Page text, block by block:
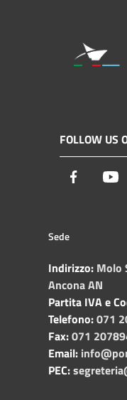
FOLLOW US
Facebook
Sede
Indirizzo: Molo
Ancona AN
Partita IVA e
Telefono:071
Fax:071
Email:
PEC: